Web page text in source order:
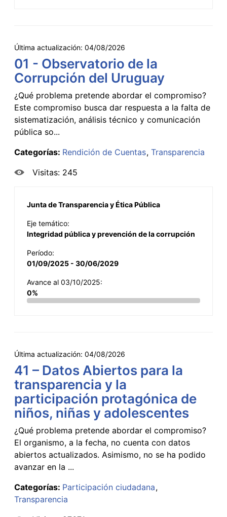
Última actualización: 04/08/2026
01 - Observatorio de la
Corrupción del Uruguay
¿Qué problema pretende abordar el compromiso?
Este compromiso busca dar respuesta a la falta de
sistematización, análisis técnico y comunicación
pública so...
Categorías: Rendición de Cuentas Transparencia
Visitas: 245
Junta de Transparencia y Ética Pública
Eje temático:
Integridad pública y prevención de la corrupción
Período:
01/09/2025 - 30/06/2029
Avance al 03/10/2025:
0%
Última actualización: 04/08/2026
41 – Datos Abiertos para la
transparencia y la
participación protagónica de
niños, niñas y adolescentes
¿Qué problema pretende abordar el compromiso?
El organismo, a la fecha, no cuenta con datos
abiertos actualizados. Asimismo, no se ha podido
avanzar en la ...
Categorías: Participación ciudadana
Transparencia